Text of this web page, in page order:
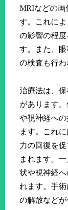
MRIなどの画
す。これに
の影響の程
す。また、
の検査も行わ
治療法は、
があります
や視神経へ
ます。これ
力の回復を
まれます。
状や視神経
れます。手
の解放などが